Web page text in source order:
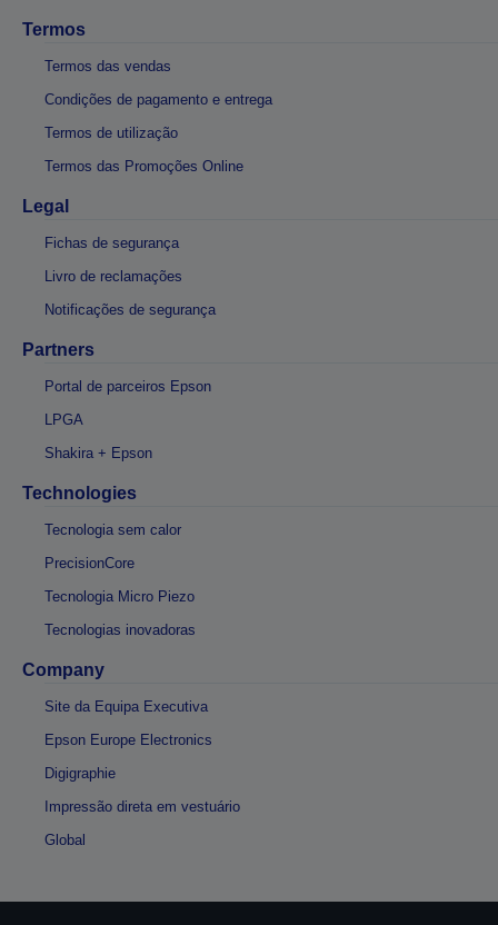
Termos
Termos das vendas
Condições de pagamento e entrega
Termos de utilização
Termos das Promoções Online
Legal
Fichas de segurança
Livro de reclamações
Notificações de segurança
Partners
Portal de parceiros Epson
LPGA
Shakira + Epson
Technologies
Tecnologia sem calor
PrecisionCore
Tecnologia Micro Piezo
Tecnologias inovadoras
Company
Site da Equipa Executiva
Epson Europe Electronics
Digigraphie
Impressão direta em vestuário
Global